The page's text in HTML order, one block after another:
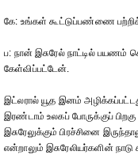
கே: உங்கள் கூட்டுப்பண்ணை
ப: நான் இசுரேல் நாட்டில் பயணம்
கேள்விப்பட்டேன்.
இட்லரால் யூத இனம்
இரண்டாம் உலகப் போருக்குப்
இசுரேலுக்கும் பிரச்சினை
என்றாலும் இசுரேலியர்களின் நாடு